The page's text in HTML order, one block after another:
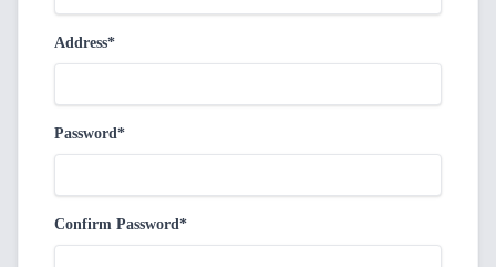
Address*
Password*
Confirm Password*